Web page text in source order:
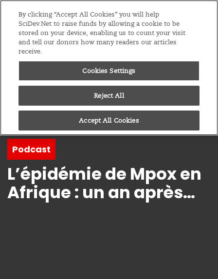
Menu
EditionsAfrique Sub-Saharienne
Podcast
L’épidémie de Mpox en
Afrique : un an après…
By clicking “Accept All Cookies” you will help
SciDev.Net to raise funds by allowing a cookie to be
stored on your device, enabling us to count your visit
and tell our donors how many readers our articles
receive.
Cookies Settings
Reject All
Accept All Cookies